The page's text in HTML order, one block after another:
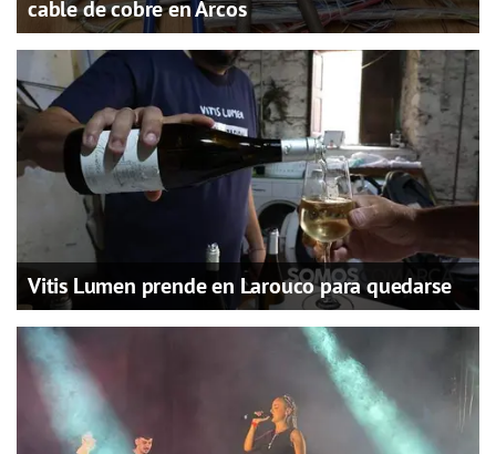
cable de cobre en Arcos
Vitis Lumen prende en Larouco para quedarse